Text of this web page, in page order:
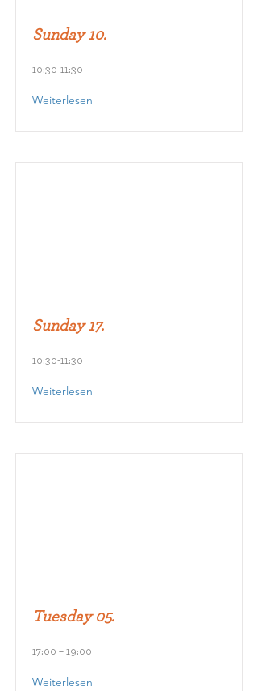
Sunday 10.
10:30-11:30
Weiterlesen
Sunday 17.
10:30-11:30
Weiterlesen
Tuesday 05.
17:00 – 19:00
Weiterlesen